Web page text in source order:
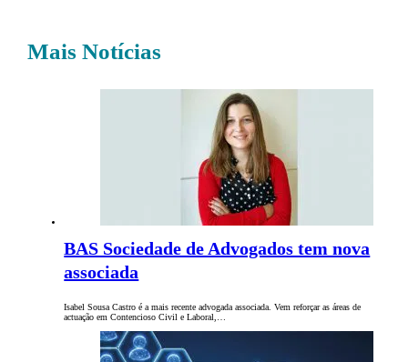
Mais Notícias
BAS Sociedade de Advogados tem nova
associada
Isabel Sousa Castro é a mais recente advogada associada. Vem reforçar as áreas de
actuação em Contencioso Civil e Laboral,…